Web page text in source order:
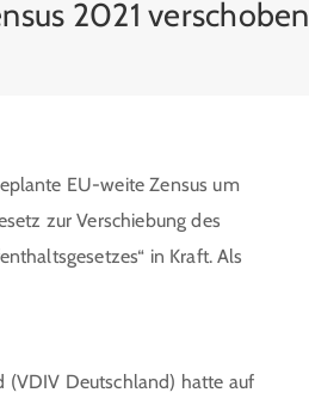
2021 verschoben
EU-weite Zensus um
zur Verschiebung des
in Kraft. Als
(VDIV Deutschland) hatte auf